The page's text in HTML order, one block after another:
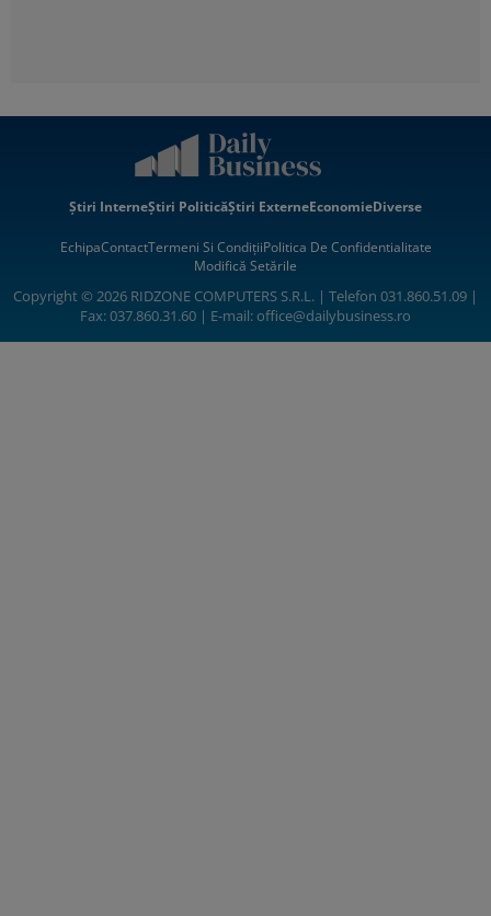
Știri InterneȘtiri PoliticăȘtiri ExterneEconomieDiverse
EchipaContactTermeni Si CondițiiPolitica De Confidentialitate
Modifică Setările
Copyright © 2026 RIDZONE COMPUTERS S.R.L. | Telefon 031.860.51.09 |
Fax: 037.860.31.60 | E-mail:office@dailybusiness.ro